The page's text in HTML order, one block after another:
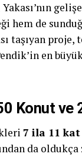
hem de
taşıyan proje,
en
Konut ve
7 ila 11 kat
da oldukça